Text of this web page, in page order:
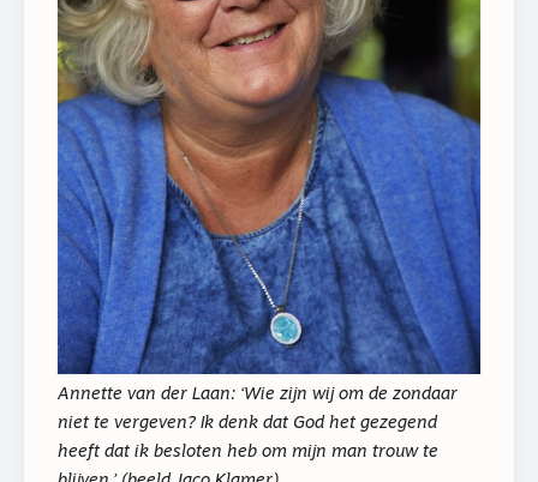
Annette van der Laan: ‘Wie zijn wij om de zondaar
niet te vergeven? Ik denk dat God het gezegend
heeft dat ik besloten heb om mijn man trouw te